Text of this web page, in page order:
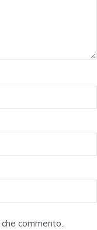
commento.